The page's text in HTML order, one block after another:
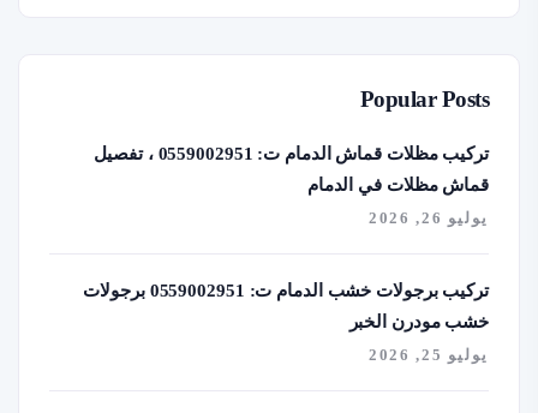
Popular Posts
تركيب مظلات قماش الدمام ت: 0559002951 ، تفصيل
قماش مظلات في الدمام
يوليو 26, 2026
تركيب برجولات خشب الدمام ت: 0559002951 برجولات
خشب مودرن الخبر
يوليو 25, 2026